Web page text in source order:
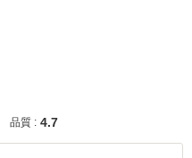
品質 : 4.7